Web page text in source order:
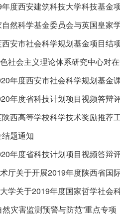
度西安建筑科技大学科技基金
然科学基金委员会与英国皇家
安市社会科学规划基金项目结
社会主义理论体系研究中心对
年度西安市社会科学规划基金
年度省科技计划项目视频答辩
西高等学校科学技术奖励推荐
题通知
年度省科技计划项目视频答辩
厅关于开展2019年度陕西省国
学关于2019年度国家哲学社会